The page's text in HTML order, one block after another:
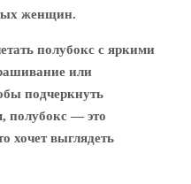
женщин.
полубокс с яркими
или
подчеркнуть
полубокс — это
хочет выглядеть